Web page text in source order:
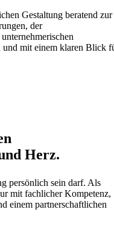
Gestaltung beratend zur
der
und mit einem klaren Blick
Herz.
persönlich sein darf. Als
mit fachlicher Kompetenz,
einem partnerschaftlichen